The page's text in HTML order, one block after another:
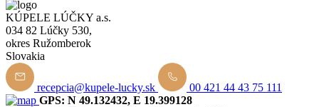
KÚPELE LÚČKY a.s.
034 82 Lúčky 530,
okres Ružomberok
Slovakia
recepcia@kupele-lucky.sk
00 421 44 43 75 111
GPS: N 49.132432, E 19.399128